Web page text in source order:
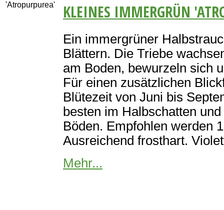
KLEINES IMMERGRÜN
Ein immergrüner
Blättern. Die Triebe
am Boden, bewurzeln sich
Für einen zusätzlichen
Blütezeit von Juni bis
besten im Halbschatten
Böden. Empfohlen werden
Ausreichend frosthart.
Mehr...